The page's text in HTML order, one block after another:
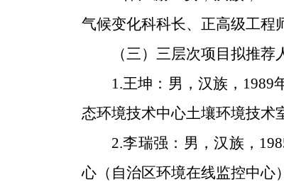
气候变化科科长、正高级工程
（三）三层次项目拟推荐
1.王坤：男，汉族，1989
态环境技术中心土壤环境技术
2.李瑞强：男，汉族，
心（自治区环境在线监控中心